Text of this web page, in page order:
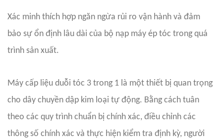
Xác minh thích hợp ngăn ngừa rủi ro vận hành và đảm
bảo sự ổn định lâu dài của bộ nạp máy ép tóc trong quá
trình sản xuất.
Máy cấp liệu duỗi tóc 3 trong 1 là một thiết bị quan trọng
cho dây chuyền dập kim loại tự động. Bằng cách tuân
theo các quy trình chuẩn bị chính xác, điều chỉnh các
thông số chính xác và thực hiện kiểm tra định kỳ, người